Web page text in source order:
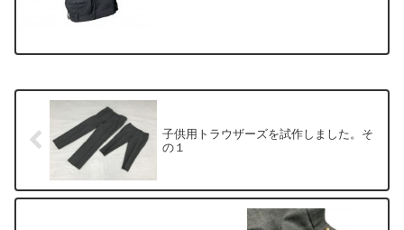
子供用トラウザーズを試作しました。そ
の１